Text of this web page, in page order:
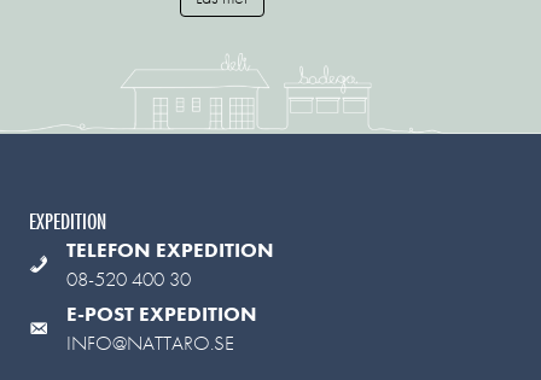
EXPEDITION
TELEFON EXPEDITION
08-520 400 30
E-POST EXPEDITION
INFO@NATTARO.SE